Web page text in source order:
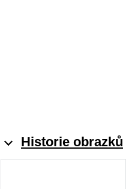
Historie obrazků